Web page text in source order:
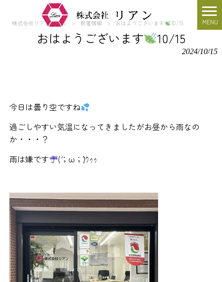
MENU
株式会社リアン HOME > 新着情報 > おはようございます 10/15
おはようございます 10/15
2024/10/15
今日は曇り空ですね
過ごしやすい気温になってきましたがお昼から雨なの
か・・・？
雨は嫌です
(´；ω；`)ｳｩｩ